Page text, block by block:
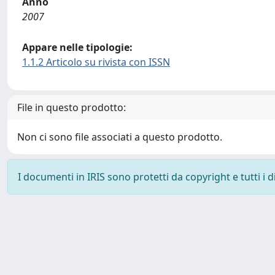
2007
Appare nelle tipologie:
1.1.2 Articolo su rivista con ISSN
File in questo prodotto:
Non ci sono file associati a questo prodotto.
I documenti in IRIS sono protetti da copyright e tutti i